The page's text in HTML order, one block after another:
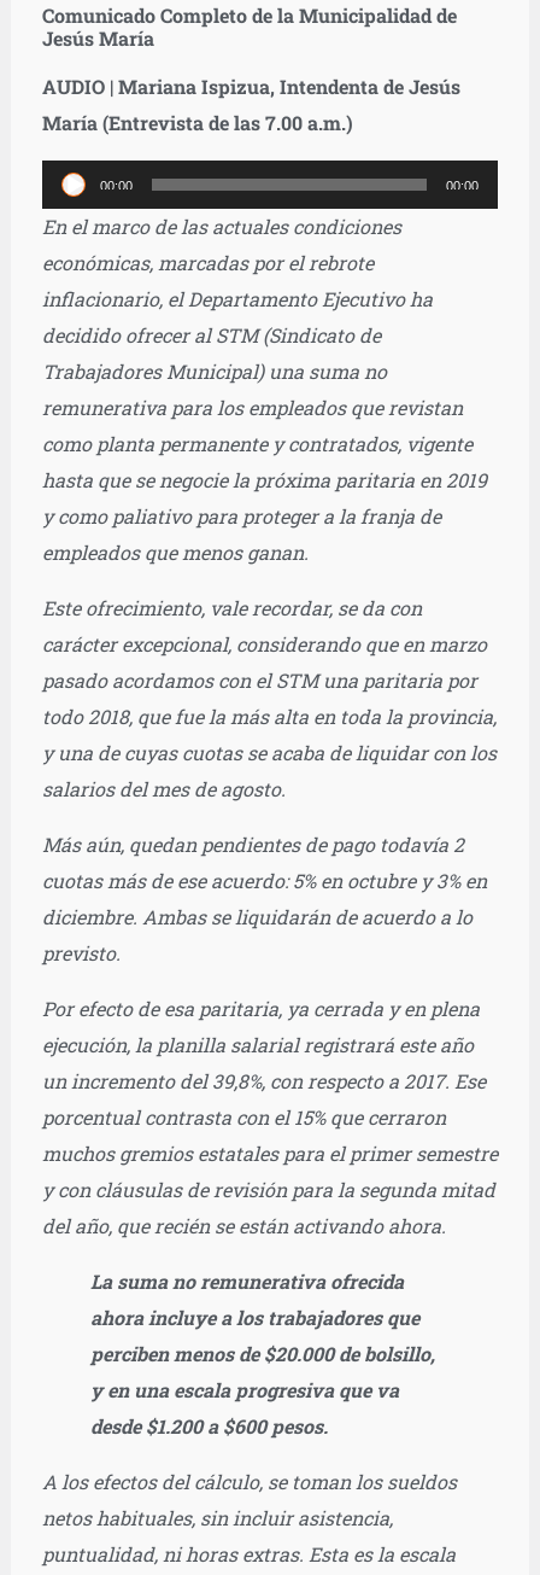
Comunicado Completo de la Municipalidad de
Jesús María
AUDIO | Mariana Ispizua, Intendenta de Jesús
María (Entrevista de las 7.00 a.m.)
Reproductor
de
00:00 00:00
En el marco de las actuales condiciones
económicas, marcadas por el rebrote
inflacionario, el Departamento Ejecutivo ha
decidido ofrecer al STM (Sindicato de
Trabajadores Municipal) una suma no
remunerativa para los empleados que revistan
como planta permanente y contratados, vigente
hasta que se negocie la próxima paritaria en 2019
y como paliativo para proteger a la franja de
empleados que menos ganan.
Este ofrecimiento, vale recordar, se da con
carácter excepcional, considerando que en marzo
pasado acordamos con el STM una paritaria por
todo 2018, que fue la más alta en toda la provincia,
y una de cuyas cuotas se acaba de liquidar con los
salarios del mes de agosto.
Más aún, quedan pendientes de pago todavía 2
cuotas más de ese acuerdo: 5% en octubre y 3% en
diciembre. Ambas se liquidarán de acuerdo a lo
previsto.
Por efecto de esa paritaria, ya cerrada y en plena
ejecución, la planilla salarial registrará este año
un incremento del 39,8%, con respecto a 2017. Ese
porcentual contrasta con el 15% que cerraron
muchos gremios estatales para el primer semestre
y con cláusulas de revisión para la segunda mitad
del año, que recién se están activando ahora.
La suma no remunerativa ofrecida
ahora incluye a los trabajadores que
perciben menos de $20.000 de bolsillo,
y en una escala progresiva que va
desde $1.200 a $600 pesos.
A los efectos del cálculo, se toman los sueldos
netos habituales, sin incluir asistencia,
puntualidad, ni horas extras. Esta es la escala